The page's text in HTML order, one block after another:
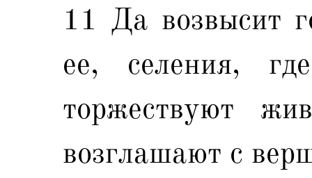
11 Да возвысит
ее, селения,
торжествуют
возглашают с